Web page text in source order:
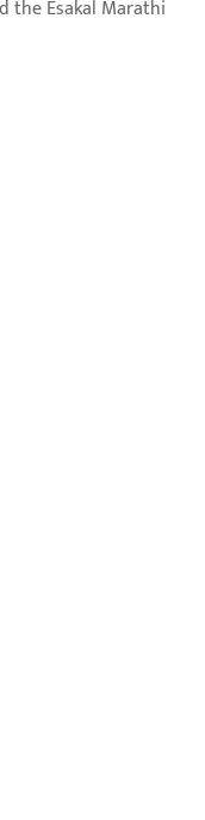
the Esakal Marathi